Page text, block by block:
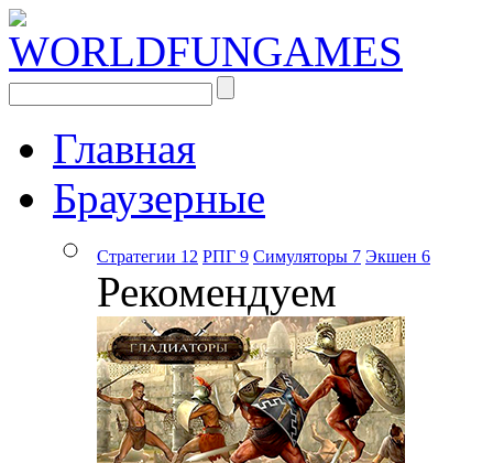
Главная
Браузерные
Стратегии 12 РПГ 9 Симуляторы 7 Экшен 6
Рекомендуем